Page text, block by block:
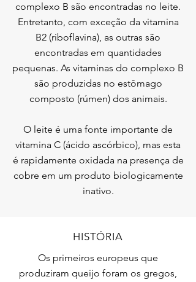
complexo B são encontradas no leite.
Entretanto, com exceção da vitamina
B2 (riboflavina), as outras são
encontradas em quantidades
pequenas. As vitaminas do complexo B
são produzidas no estômago
composto (rúmen) dos animais.
O leite é uma fonte importante de
vitamina C (ácido ascórbico), mas esta
é rapidamente oxidada na presença de
cobre em um produto biologicamente
inativo.
HISTÓRIA
Os primeiros europeus que
produziram queijo foram os gregos,